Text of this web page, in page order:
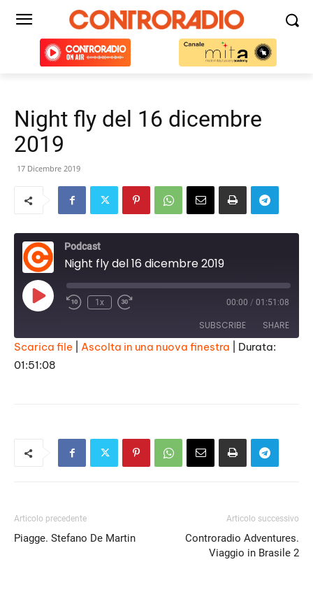
Night fly del 16 dicembre
2019
17 Dicembre 2019
Podcast
Night fly del 16 dicembre 2019
Play
Episode
1x 00:00 / 01:51:08
SUBSCRIBE SHARE
SHARE
Scarica file Ascolta in una nuova finestra
Durata:
01:51:08
Articolo precedente
Piagge. Stefano De Martin
Articolo successivo
Controradio Adventures.
Viaggio in Brasile 2